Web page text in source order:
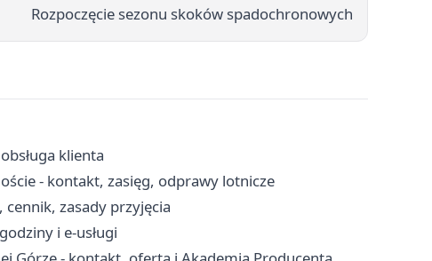
Rozpoczęcie sezonu skoków spadochronowych
klienta
- kontakt, zasięg, odprawy lotnicze
cennik, zasady przyjęcia
i e-usługi